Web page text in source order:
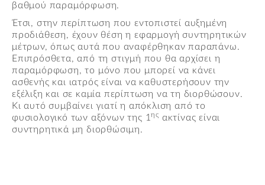
βαθμού παραμόρφωση.
Έτσι, στην περίπτωση που εντοπιστεί αυξημένη
προδιάθεση, έχουν θέση η εφαρμογή συντηρητικών
μέτρων, όπως αυτά που αναφέρθηκαν παραπάνω.
Επιπρόσθετα, από τη στιγμή που θα αρχίσει η
παραμόρφωση, το μόνο που μπορεί να κάνει
ασθενής και ιατρός είναι να καθυστερήσουν την
εξέλιξη και σε καμία περίπτωση να τη διορθώσουν.
Κι αυτό συμβαίνει γιατί η απόκλιση από το
φυσιολογικό των αξόνων της 1 ης ακτίνας είναι
συντηρητικά μη διορθώσιμη.